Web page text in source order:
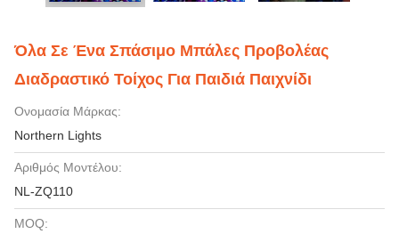
Όλα Σε Ένα Σπάσιμο Μπάλες Προβολέας
Διαδραστικό Τοίχος Για Παιδιά Παιχνίδι
Ονομασία Μάρκας:
Northern Lights
Αριθμός Μοντέλου:
NL-ZQ110
MOQ: